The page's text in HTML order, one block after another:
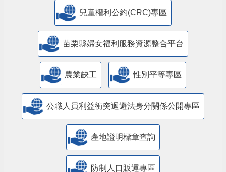
兒童權利公約(CRC)專區
苗栗縣婦女福利服務資源整合平台
農業缺工 性別平等專區
公職人員利益衝突迴避法身分關係公開專區
產地證明標章查詢
防制人口販運專區